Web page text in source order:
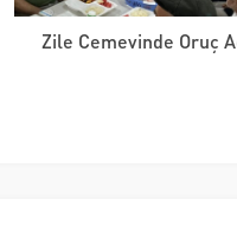
Zile Cemevinde Oruç